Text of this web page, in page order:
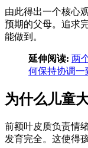
由此得出一个核心
预期的父母。追求
能做到。
延伸阅读: 两
何保持协调一
为什么儿童
前额叶皮质负责情
发育完全。这使得